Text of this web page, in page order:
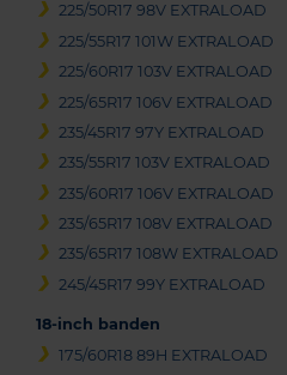
225/50R17 98V EXTRALOAD
225/55R17 101W EXTRALOAD
225/60R17 103V EXTRALOAD
225/65R17 106V EXTRALOAD
235/45R17 97Y EXTRALOAD
235/55R17 103V EXTRALOAD
235/60R17 106V EXTRALOAD
235/65R17 108V EXTRALOAD
235/65R17 108W EXTRALOAD
245/45R17 99Y EXTRALOAD
18-inch banden
175/60R18 89H EXTRALOAD